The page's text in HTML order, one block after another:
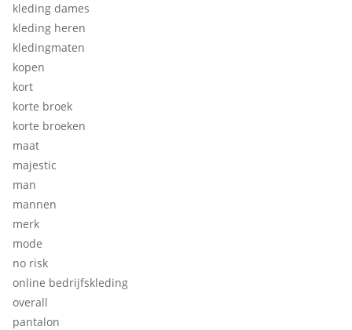
kleding dames
kleding heren
kledingmaten
kopen
kort
korte broek
korte broeken
maat
majestic
man
mannen
merk
mode
no risk
online bedrijfskleding
overall
pantalon